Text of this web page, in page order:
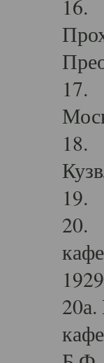
16.
17.
18.
19.
20.